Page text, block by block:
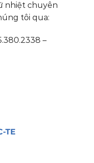
nhiệt chuyên
tôi qua:
–
TE